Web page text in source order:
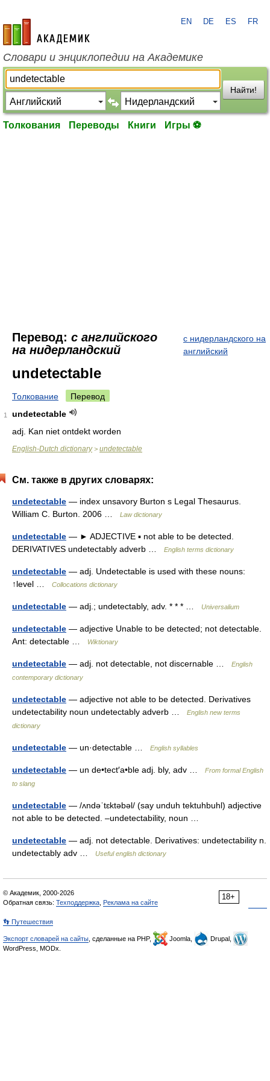
academic.ru
EN DE ES FR
Словари и энциклопедии на Академике
Найти!
Толкования Переводы Книги Игры ⚽
Перевод: с английского
на нидерландский
с нидерландского на
английский
undetectable
Толкование Перевод
1
undetectable
adj. Kan niet ontdekt worden
English-Dutch dictionary> undetectable
См. также в других словарях:
undetectable — index unsavory Burton s Legal Thesaurus.
William C. Burton. 2006 …
Law dictionary
undetectable — ► ADJECTIVE ▪ not able to be detected.
DERIVATIVES undetectably adverb …
English terms dictionary
undetectable — adj. Undetectable is used with these nouns:
↑level …
Collocations dictionary
undetectable — adj.; undetectably, adv. * * * … Universalium
undetectable — adjective Unable to be detected; not detectable.
Ant: detectable …
Wiktionary
undetectable — adj. not detectable, not discernable …
English
contemporary dictionary
undetectable — adjective not able to be detected. Derivatives
undetectability noun undetectably adverb …
English new terms
dictionary
undetectable — un·detectable … English syllables
undetectable — un de•tect′a•ble adj. bly, adv …
From formal English
to slang
undetectable — /ʌndəˈtɛktəbəl/ (say unduh tektuhbuhl) adjective
not able to be detected. –undetectability, noun …
undetectable — adj. not detectable. Derivatives: undetectability n.
undetectably adv …
Useful english dictionary
18+
© Академик, 2000-2026
Обратная связь: Техподдержка Реклама на сайте
👣 Путешествия
Экспорт словарей на сайты , сделанные на PHP, Joomla,
Drupal,
WordPress, MODx.